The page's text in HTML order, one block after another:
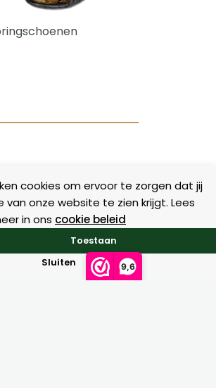
9,6
cookies om ervoor te zorgen dat jij
van onze website te zien krijgt. Lees
in ons cookie beleid
Toestaan
Sluiten
meerdere
variaties.
Deze
optie
producten
resultaten gevonden.